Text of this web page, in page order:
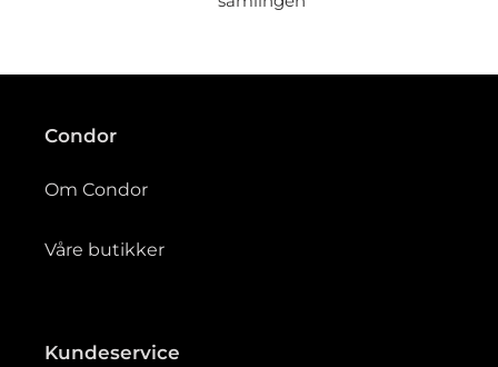
g
Condor
Om Condor
Våre butikker
Kundeservice